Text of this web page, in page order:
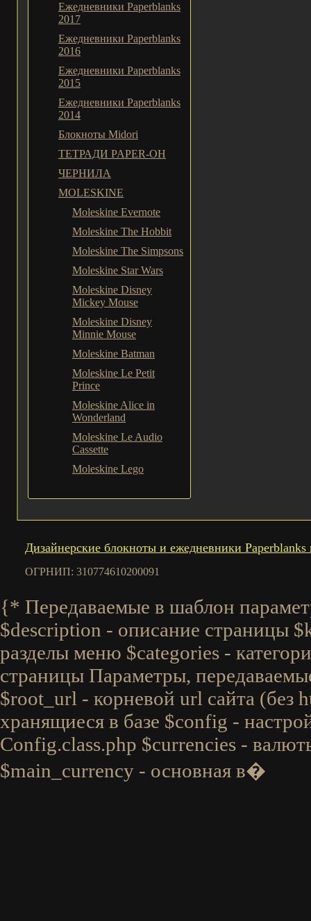
Ежедневники Paperblanks
2017
Ежедневники Paperblanks
2016
Ежедневники Paperblanks
2015
Ежедневники Paperblanks
2014
Блокноты Midori
ТЕТРАДИ PAPER-OH
ЧЕРНИЛА
MOLESKINE
Moleskine Evernote
Moleskine The Hobbit
Moleskine The Simpsons
Moleskine Star Wars
Moleskine Disney
Mickey Mouse
Moleskine Disney
Minnie Mouse
Moleskine Batman
Moleskine Le Petit
Prince
Moleskine Alice in
Wonderland
Moleskine Le Audio
Cassette
Moleskine Lego
Дизайнерские блокноты и ежедневники
ОГРНИП: 310774610200091
{* Передаваемые в шаблон
$description - описание страницы
разделы меню $categories -
страницы Параметры,
$root_url - корневой url сайта (без
хранящиеся в базе $config -
Config.class.php $currencies -
$main_currency - основная в�